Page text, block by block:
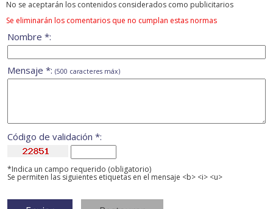
No se aceptarán los contenidos considerados como publicitarios
Se eliminarán los comentarios que no cumplan estas normas
Nombre *:
Mensaje *: (500 caracteres máx)
Código de validación *:
*Indica un campo requerido (obligatorio)
Se permiten las siguientes etiquetas en el mensaje <b> <i> <u>